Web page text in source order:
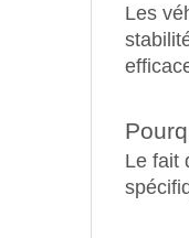
Les
Le fait